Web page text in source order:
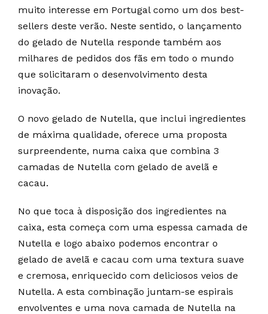
muito interesse em Portugal como um dos best-
sellers deste verão. Neste sentido, o lançamento
do gelado de Nutella responde também aos
milhares de pedidos dos fãs em todo o mundo
que solicitaram o desenvolvimento desta
inovação.
O novo gelado de Nutella, que inclui ingredientes
de máxima qualidade, oferece uma proposta
surpreendente, numa caixa que combina 3
camadas de Nutella com gelado de avelã e
cacau.
No que toca à disposição dos ingredientes na
caixa, esta começa com uma espessa camada de
Nutella e logo abaixo podemos encontrar o
gelado de avelã e cacau com uma textura suave
e cremosa, enriquecido com deliciosos veios de
Nutella. A esta combinação juntam-se espirais
envolventes e uma nova camada de Nutella na